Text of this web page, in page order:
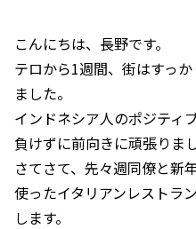
こんにちは、長野です。
テロから1週間、街はすっ
ました。
インドネシア人のポジティ
負けずに前向きに頑張りま
さてさて、先々週同僚と新
使ったイタリアンレストラ
します。